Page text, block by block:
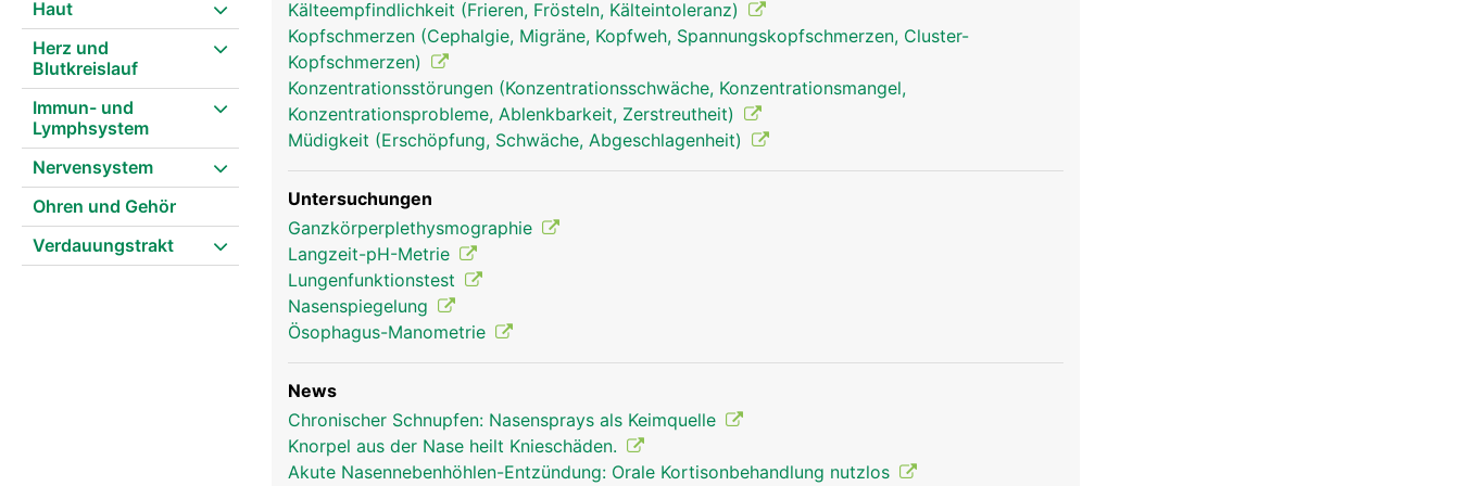
Haut
Herz und
Blutkreislauf
Immun- und
Lymphsystem
Nervensystem
Ohren und Gehör
Verdauungstrakt
Nase Frau Nase Mann
Kälteempfindlichkeit (Frieren, Frösteln, Kälteintoleranz)
Kopfschmerzen (Cephalgie, Migräne, Kopfweh, Spannungskopfschmerzen, Cluster-
Kopfschmerzen)
Konzentrationsstörungen (Konzentrationsschwäche, Konzentrationsmangel,
Konzentrationsprobleme, Ablenkbarkeit, Zerstreutheit)
Müdigkeit (Erschöpfung, Schwäche, Abgeschlagenheit)
Untersuchungen
Ganzkörperplethysmographie
Langzeit-pH-Metrie
Lungenfunktionstest
Nasenspiegelung
Ösophagus-Manometrie
News
Chronischer Schnupfen: Nasensprays als Keimquelle
Knorpel aus der Nase heilt Knieschäden.
Akute Nasennebenhöhlen-Entzündung: Orale Kortisonbehandlung nutzlos